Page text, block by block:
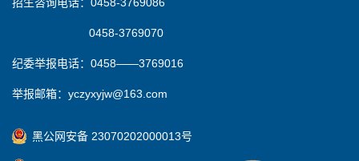
0458-3769070
纪委举报电话：0458——3769016
举报邮箱：yczyxyjw@163.com
黑公网安备 23070202000013号